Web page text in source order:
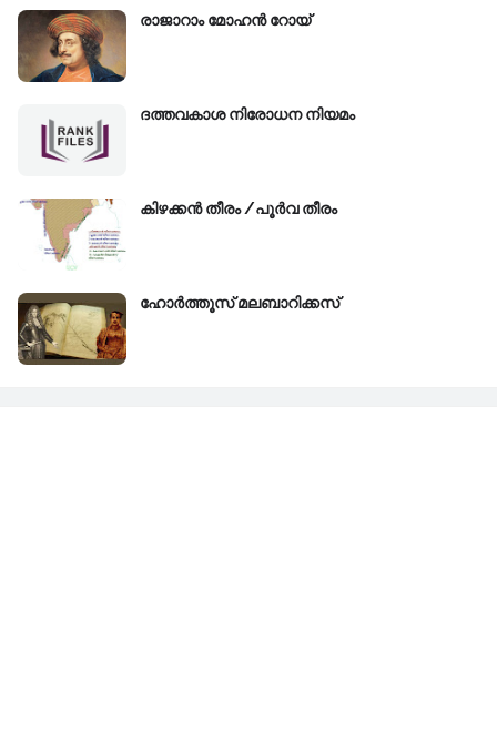
രാജാറാം മോഹൻ റോയ്‌
ദത്തവകാശ നിരോധന നിയമം
കിഴക്കന്‍ തീരം /പൂർവ തീരം
ഹോർത്തൂസ് മലബാറിക്കസ്